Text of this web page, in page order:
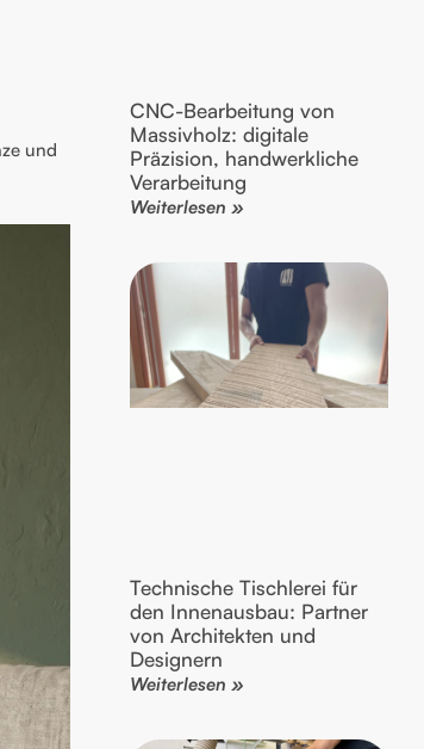
und
CNC-Bearbeitung von
Massivholz: digitale
Präzision, handwerkliche
Verarbeitung
Weiterlesen »
Technische Tischlerei für
den Innenausbau: Partner
von Architekten und
Designern
Weiterlesen »